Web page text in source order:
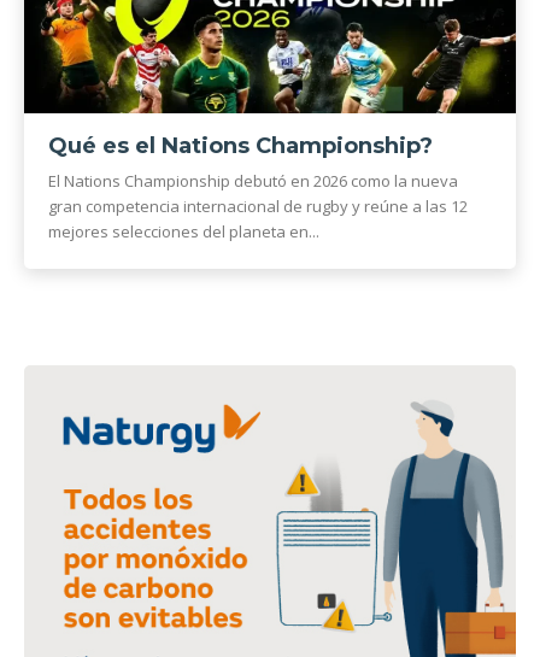
Qué es el Nations Championship?
El Nations Championship debutó en 2026 como la nueva
gran competencia internacional de rugby y reúne a las 12
mejores selecciones del planeta en...